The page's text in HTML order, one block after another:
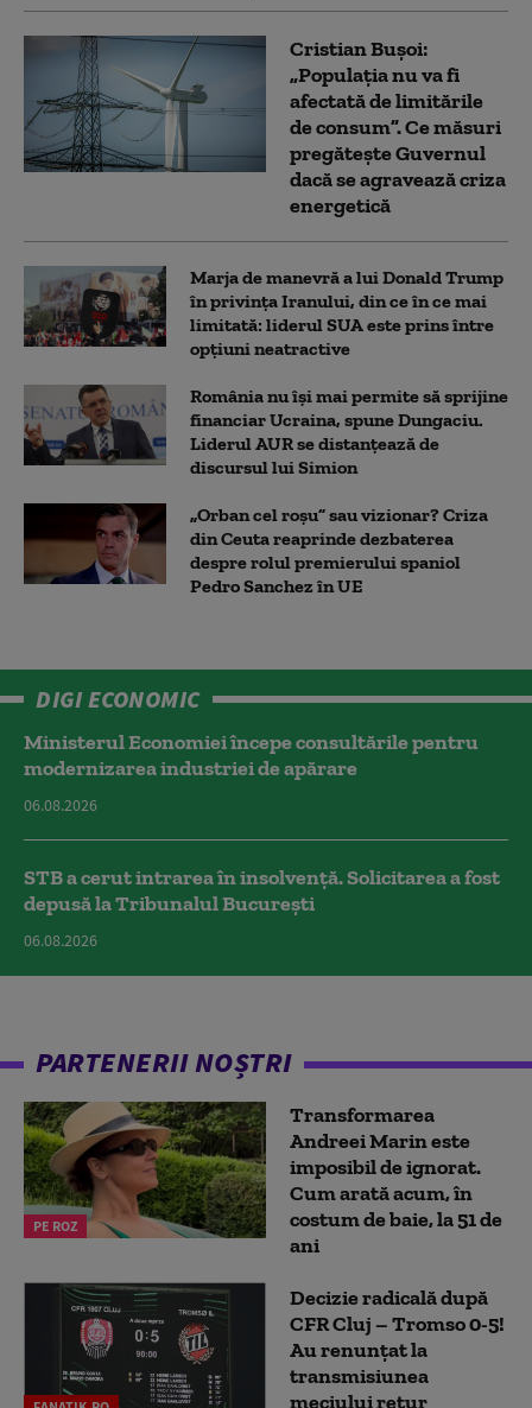
Cristian Bușoi:
„Populația nu va fi
afectată de limitările
de consum”. Ce măsuri
pregătește Guvernul
dacă se agravează criza
energetică
Marja de manevră a lui Donald Trump
în privința Iranului, din ce în ce mai
limitată: liderul SUA este prins între
opțiuni neatractive
România nu își mai permite să sprijine
financiar Ucraina, spune Dungaciu.
Liderul AUR se distanțează de
discursul lui Simion
„Orban cel roșu” sau vizionar? Criza
din Ceuta reaprinde dezbaterea
despre rolul premierului spaniol
Pedro Sanchez în UE
DIGI ECONOMIC
Ministerul Economiei începe consultările pentru
modernizarea industriei de apărare
06.08.2026
STB a cerut intrarea în insolvență. Solicitarea a fost
depusă la Tribunalul București
06.08.2026
PARTENERII NOȘTRI
PE ROZ
Transformarea
Andreei Marin este
imposibil de ignorat.
Cum arată acum, în
costum de baie, la 51 de
ani
Decizie radicală după
CFR Cluj – Tromso 0-5!
Au renunțat la
transmisiunea
meciului retur